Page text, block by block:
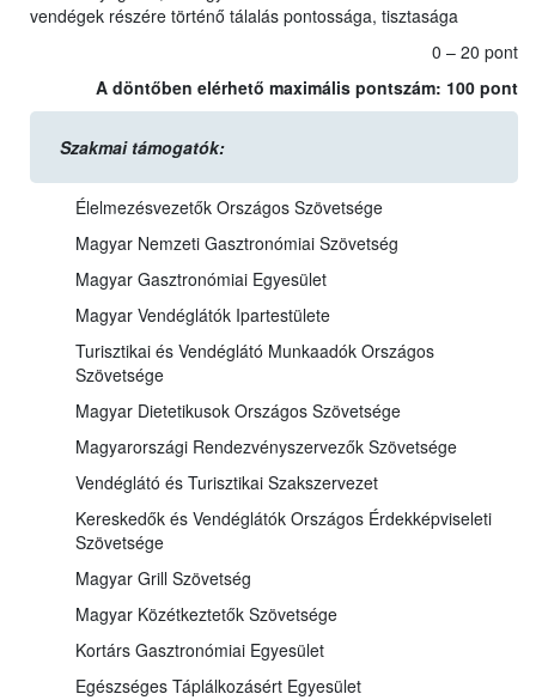
vendégek részére történő tálalás pontossága, tisztasága
0 – 20 pont
A döntőben elérhető maximális pontszám: 100 pont
Szakmai támogatók:
Élelmezésvezetők Országos Szövetsége
Magyar Nemzeti Gasztronómiai Szövetség
Magyar Gasztronómiai Egyesület
Magyar Vendéglátók Ipartestülete
Turisztikai és Vendéglátó Munkaadók Országos
Szövetsége
Magyar Dietetikusok Országos Szövetsége
Magyarországi Rendezvényszervezők Szövetsége
Vendéglátó és Turisztikai Szakszervezet
Kereskedők és Vendéglátók Országos Érdekképviseleti
Szövetsége
Magyar Grill Szövetség
Magyar Közétkeztetők Szövetsége
Kortárs Gasztronómiai Egyesület
Egészséges Táplálkozásért Egyesület